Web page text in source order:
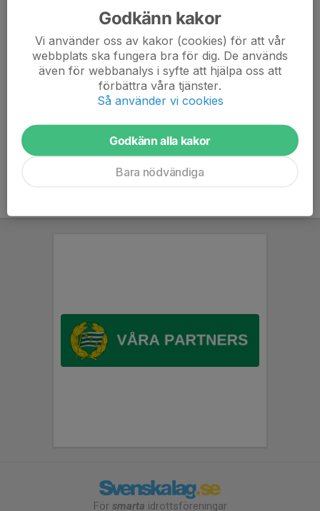
Lagledningen
Endast kallade kan anmäla sig till aktiviteten. 23 personer är
För smarta idrottsföreningar
Godkänn kakor
Vi använder oss av kakor (cookies) för att vår
webbplats ska fungera bra för dig. De används
även för webbanalys i syfte att hjälpa oss att
förbättra våra tjänster.
Så använder vi cookies
Godkänn alla kakor
Bara nödvändiga